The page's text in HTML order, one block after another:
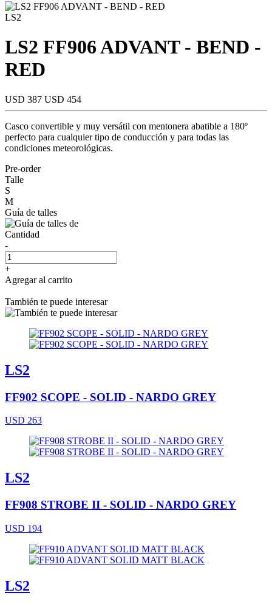
LS2
LS2 FF906 ADVANT - BEND -
RED
USD 387 USD 454
Casco convertible y muy versátil con mentonera abatible a 180º
perfecto para cualquier tipo de conducción y para todas las
condiciones meteorológicas.
Pre-order
Talle
S
M
Guía de talles
Cantidad
-
+
Agregar al carrito
También te puede interesar
LS2
FF902 SCOPE - SOLID - NARDO GREY
USD 263
LS2
FF908 STROBE II - SOLID - NARDO GREY
USD 194
LS2